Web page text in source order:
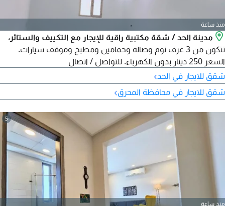
منذ ساعة
مدينة الحد / شقة مكتبية راقية للإيجار مع التكييف والستائر،
تتكون من 3 غرف نوم وصالة وحمامين ومطبخ وموقف سيارات.
السعر 250 دينار بدون الكهرباء. للتواصل / اتصال
شقق للايجار في الحد›
شقق للايجار في محافظة المحرق›
5
منذ ساعة